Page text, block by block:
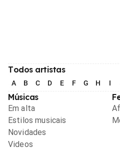
Todos artistas
A B C D E F G H I
Músicas
Em alta
Estilos musicais
Novidades
Videos